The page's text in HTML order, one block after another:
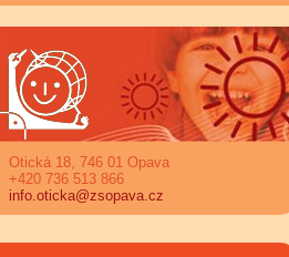
Otická 18, 746 01 Opava
+420 736 513 866
info.oticka@zsopava.cz